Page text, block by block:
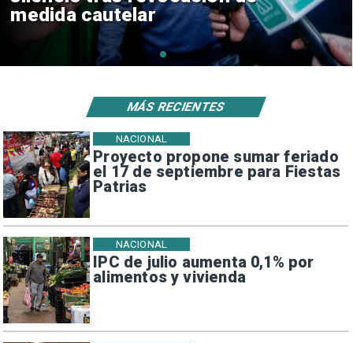
consulares
Proyecto propone sumar feriado
el 17 de septiembre para Fiestas
Patrias
NACIONAL
IPC de julio aumenta 0,1% por
alimentos y vivienda
NACIONAL
MÁS RECIENTES